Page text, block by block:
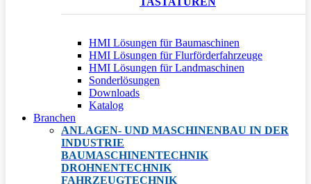
HMI Lösungen für Baumaschinen
HMI Lösungen für Flurförderfahrzeuge
HMI Lösungen für Landmaschinen
Sonderlösungen
Downloads
Katalog
Branchen
ANLAGEN- UND MASCHINENBAU IN DER
INDUSTRIE
BAUMASCHINENTECHNIK
DROHNENTECHNIK
FAHRZEUGTECHNIK